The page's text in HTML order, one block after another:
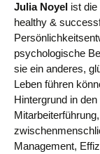
Julia Noyel ist die
healthy &
psychologische
sie ein anderes,
Leben führen
Hintergrund in
Management,